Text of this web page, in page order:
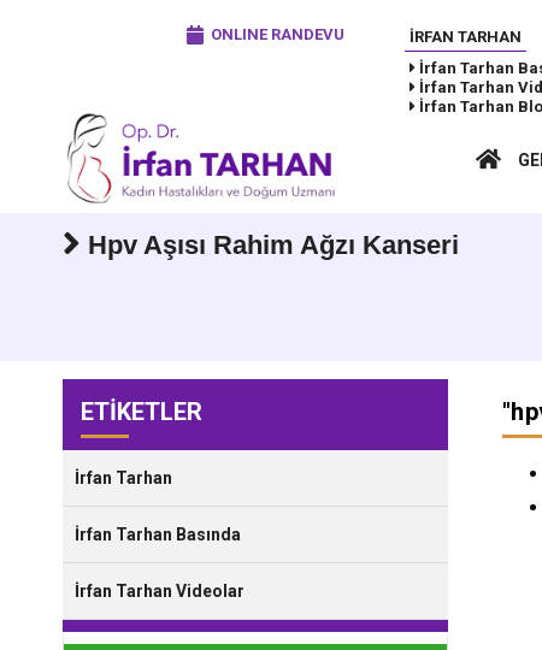
ONLINE RANDEVU
İRFAN TARHAN
İrfan Tarhan
İrfan Tarhan
İrfan Tarhan
Hpv Aşısı Rahim Ağzı Kanseri
ETİKETLER
İrfan Tarhan
İrfan Tarhan Basında
İrfan Tarhan Videolar
"